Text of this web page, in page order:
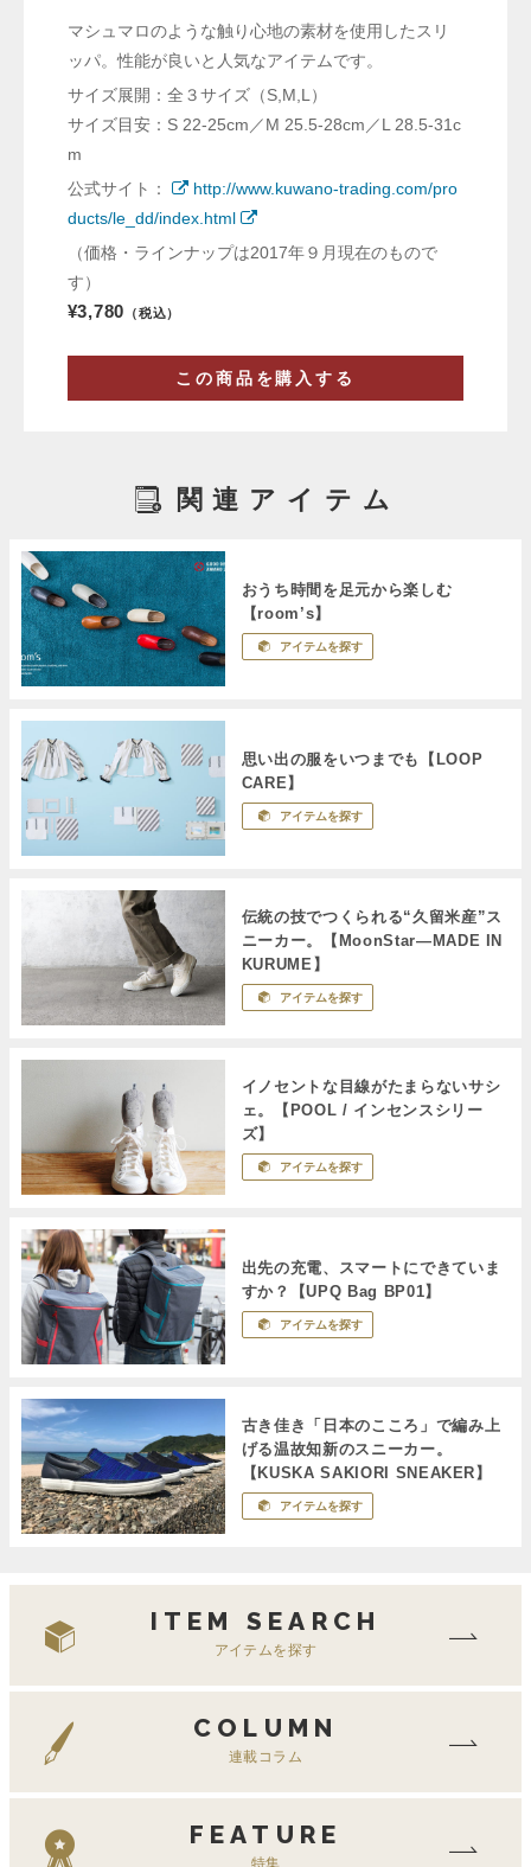
マシュマロのような触り心地の素材を使用したスリ
ッパ。性能が良いと人気なアイテムです。
サイズ展開：全３サイズ（S,M,L）
サイズ目安：S 22-25cm／M 25.5-28cm／L 28.5-31c
m
公式サイト：
http://www.kuwano-trading.com/pro
ducts/le_dd/index.html
（価格・ラインナップは2017年９月現在のもので
す）
¥3,780 （税込）
この商品を購入する
関連アイテム
おうち時間を足元から楽しむ
【room’s】
アイテムを探す
思い出の服をいつまでも【LOOP
CARE】
アイテムを探す
伝統の技でつくられる“久留米産”ス
ニーカー。【MoonStar―MADE IN
KURUME】
アイテムを探す
イノセントな目線がたまらないサシ
ェ。【POOL / インセンスシリー
ズ】
アイテムを探す
出先の充電、スマートにできていま
すか？【UPQ Bag BP01】
アイテムを探す
古き佳き「日本のこころ」で編み上
げる温故知新のスニーカー。
【KUSKA SAKIORI SNEAKER】
アイテムを探す
ITEM SEARCH
アイテムを探す
COLUMN
連載コラム
FEATURE
特集